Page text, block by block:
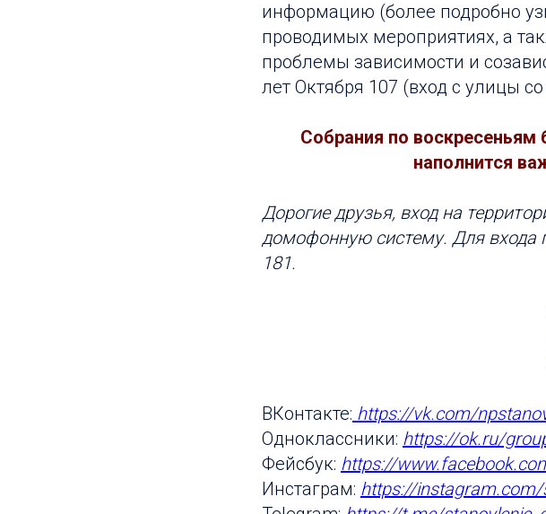
информацию (более подробно
проводимых мероприятиях, а
проблемы зависимости и
лет Октября 107 (вход с улицы
Собрания по
наполнится
Дорогие друзья, вход на
домофонную систему. Для входа
181.
ВКонтакте: https://vk.com/
Одноклассники: https://ok.ru/
Фейсбук: https://
Инстаграм: https://instagram.com/